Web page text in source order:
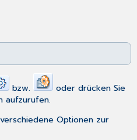
bzw.
oder drücken Sie
aufzurufen.
Optionen zur